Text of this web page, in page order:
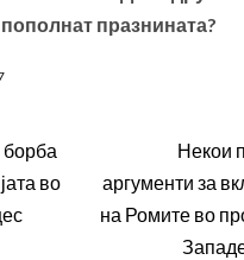
пополнат празнината?
во
Некои
аргументи за
на Ромите во